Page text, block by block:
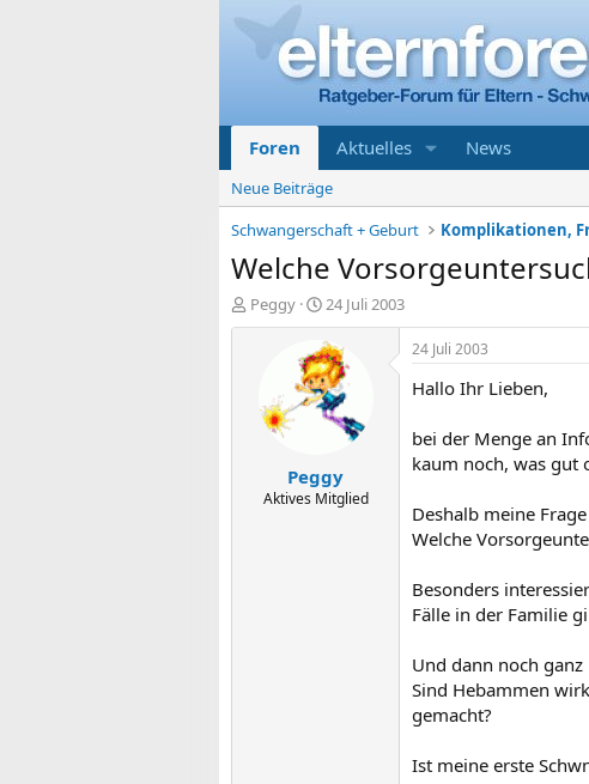
Foren Aktuelles News
Neue Beiträge
Schwangerschaft + Geburt
Welche
E
r
Peggy
E
r
s
t
e
l
a
m
24 Juli 2003
Peggy
Aktives Mitglied
24 Juli 2003
Hallo Ihr Lieben,
bei der Menge an
kaum noch, was gut
Deshalb meine
Welche
Besonders
Fälle in der Familie
Und dann noch
Sind Hebammen
gemacht?
Ist meine erste